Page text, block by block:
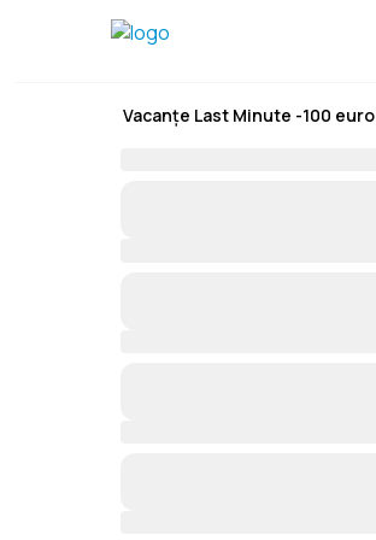
Vacanțe Last Minute -100 euro